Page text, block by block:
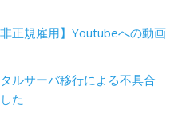
非正規雇用】Youtubeへの動画
ルサーバ移行による不具合
た